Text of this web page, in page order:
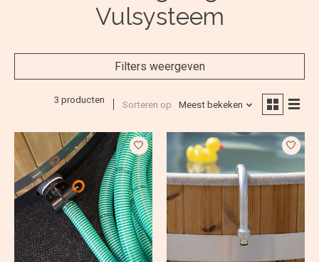
Vulsysteem
Filters weergeven
3 producten Sorteren op Meest bekeken